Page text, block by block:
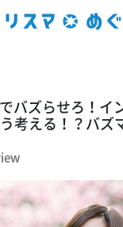
バズらせろ！イ
考える！？バズ